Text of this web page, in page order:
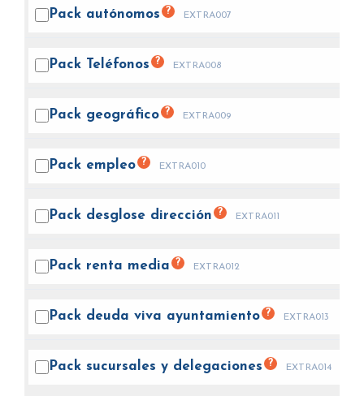
Pack autónomos ? EXTRA007
Pack Teléfonos ? EXTRA008
Pack geográfico ? EXTRA009
Pack empleo ? EXTRA010
Pack desglose dirección ? EXTRA011
Pack renta media ? EXTRA012
Pack deuda viva ayuntamiento ? EXTRA013
Pack sucursales y delegaciones ? EXTRA014